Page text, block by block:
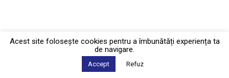
Acest site foloseşte cookies pentru a îmbunătăți experiența ta
de navigare.
Accept Refuz